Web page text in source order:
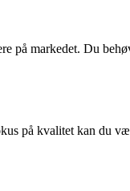
på markedet. Du
på kvalitet kan du